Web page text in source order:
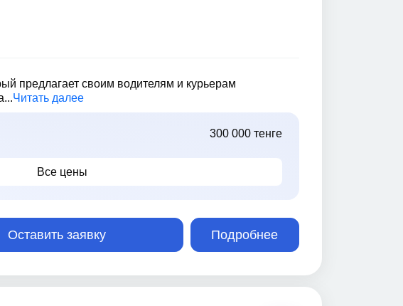
предлагает своим водителям и курьерам
Читать далее
300 000 тенге
Все цены
Оставить заявку Подробнее